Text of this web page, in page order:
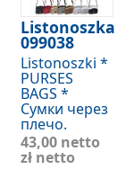
Listonoszka
099038
Listonoszki *
PURSES
BAGS *
Сумки через
плечо.
43,00 netto
zł netto